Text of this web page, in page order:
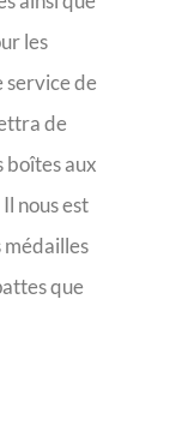
les
service de
de
boîtes aux
nous est
médailles
que